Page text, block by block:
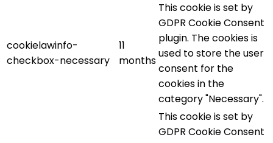
cookielawinfo-
checkbox-necessary
11
months
This cookie is set by
GDPR Cookie Consent
plugin. The cookies is
used to store the user
consent for the
cookies in the
category "Necessary".
This cookie is set by
GDPR Cookie Consent